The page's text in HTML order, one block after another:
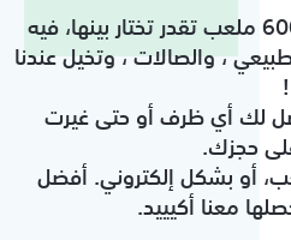
قولاتو فيه أكثر من 600 ملعب تقدر تختار بينها، فيه
، والصالات ، وتخيل عندنا
لك أي ظرف أو حتى غيرت
حجزك.
أو بشكل إلكتروني. أفضل
معنا أكيييد.